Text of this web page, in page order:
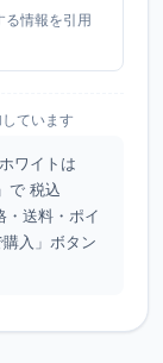
情報を引用
ています
ワイトは
で 税込
送料・ポイ
入」ボタン